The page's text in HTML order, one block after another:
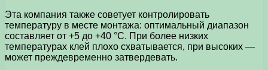
Эта компания также советует контролировать
температуру в месте монтажа: оптимальный диапазон
составляет от +5 до +40 °C. При более низких
температурах клей плохо схватывается, при высоких —
может преждевременно затвердевать.